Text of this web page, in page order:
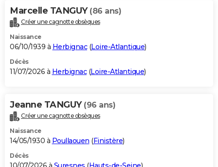
Marcelle TANGUY (86 ans)
Créer une cagnotte obsèques
Naissance
06/10/1939 à Herbignac(Loire-Atlantique)
Décès
11/07/2026 à Herbignac(Loire-Atlantique)
Jeanne TANGUY (96 ans)
Créer une cagnotte obsèques
Naissance
14/05/1930 à Poullaouen (Finistère)
Décès